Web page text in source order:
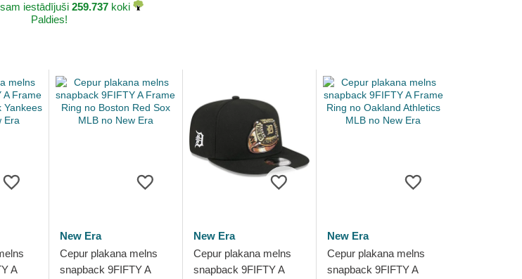
iestādījuši 259.737 koki
Paldies!
A
New Era
Cepur plakana melns
snapback 9FIFTY A
New Era
Cepur plakana melns
snapback 9FIFTY A
New Era
Cepur plakana melns
snapback 9FIFTY A